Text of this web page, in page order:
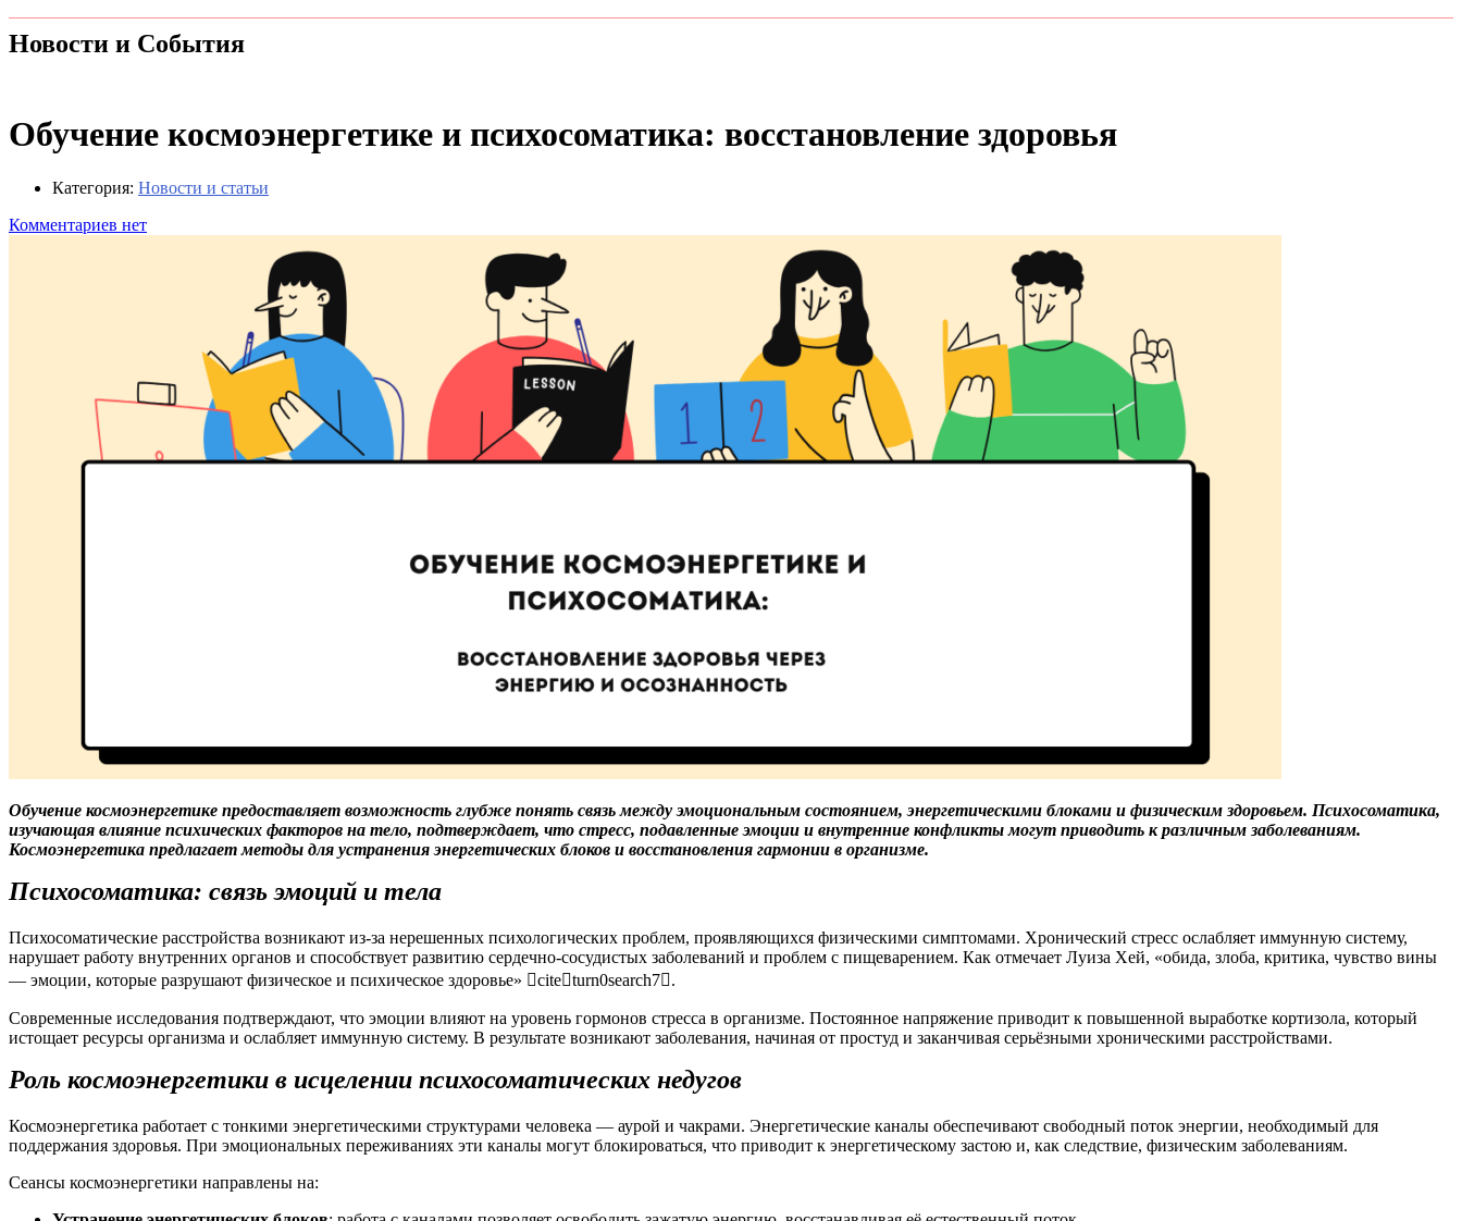
Новости и События
Обучение космоэнергетике и психосоматика: восстановление здоровья
Категория: Новости и статьи
Комментариев нет
Обучение космоэнергетике предоставляет возможность глубже понять связь между эмоциональным состоянием, энергетическими блоками и физическим здоровьем. Психосоматика,
изучающая влияние психических факторов на тело, подтверждает, что стресс, подавленные эмоции и внутренние конфликты могут приводить к различным заболеваниям.
Космоэнергетика предлагает методы для устранения энергетических блоков и восстановления гармонии в организме.
Психосоматика: связь эмоций и тела
Психосоматические расстройства возникают из-за нерешенных психологических проблем, проявляющихся физическими симптомами. Хронический стресс ослабляет иммунную систему,
нарушает работу внутренних органов и способствует развитию сердечно-сосудистых заболеваний и проблем с пищеварением. Как отмечает Луиза Хей, «обида, злоба, критика, чувство вины
— эмоции, которые разрушают физическое и психическое здоровье» citeturn0search7.
Современные исследования подтверждают, что эмоции влияют на уровень гормонов стресса в организме. Постоянное напряжение приводит к повышенной выработке кортизола, который
истощает ресурсы организма и ослабляет иммунную систему. В результате возникают заболевания, начиная от простуд и заканчивая серьёзными хроническими расстройствами.
Роль космоэнергетики в исцелении психосоматических недугов
Космоэнергетика работает с тонкими энергетическими структурами человека — аурой и чакрами. Энергетические каналы обеспечивают свободный поток энергии, необходимый для
поддержания здоровья. При эмоциональных переживаниях эти каналы могут блокироваться, что приводит к энергетическому застою и, как следствие, физическим заболеваниям.
Сеансы космоэнергетики направлены на: